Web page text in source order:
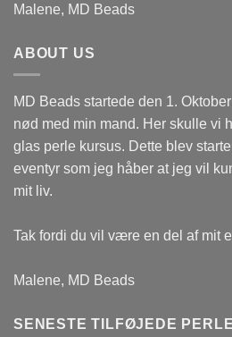
Malene, MD Beads
ABOUT US
MD Beads startede den 1.
nød med min mand. Her skulle vi
glas perle kursus. Dette blev
eventyr som jeg håber at jeg vil
mit liv.
Tak fordi du vil være en del af mit
Malene, MD Beads
SENESTE TILFØJEDE